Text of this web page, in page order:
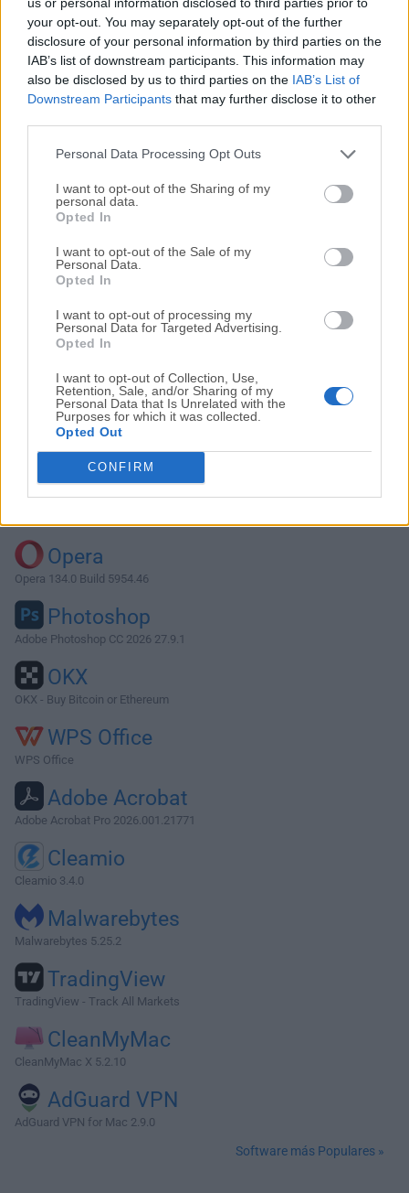
your opt-out. You may separately opt-out of the further
disclosure of your personal information by third parties on the
IAB’s list of downstream participants. This information may
also be disclosed by us to third parties on the IAB’s List of
Downstream Participants that may further disclose it to other
Personal Data Processing Opt Outs
I want to opt-out of the Sharing of my
personal data.
Opted In
I want to opt-out of the Sale of my
Personal Data.
Opted In
I want to opt-out of processing my
Personal Data for Targeted Advertising.
Opted In
I want to opt-out of Collection, Use,
Retention, Sale, and/or Sharing of my
Personal Data that Is Unrelated with the
Purposes for which it was collected.
Opted Out
CONFIRM
Nos encantaría saber de ti
Si tienes alguna pregunta o idea que desees compartir
con nosotros, dirígete a nuestrapágina de contactoy
háznoslo saber. ¡Valoramos tu opinión!
Descargar Mindomo Desktop 10.4.2
¿Por qué se publica esta aplicación en FileHorse? (
información
Opera
Opera 134.0 Build 5954.46
Photoshop
Adobe Photoshop CC 2026 27.9.1
OKX
OKX - Buy Bitcoin or Ethereum
WPS Office
WPS Office
Adobe Acrobat
Adobe Acrobat Pro 2026.001.21771
Cleamio
Cleamio 3.4.0
Malwarebytes
Malwarebytes 5.25.2
TradingView
TradingView - Track All Markets
CleanMyMac
CleanMyMac X 5.2.10
AdGuard VPN
AdGuard VPN for Mac 2.9.0
Software más Populares »